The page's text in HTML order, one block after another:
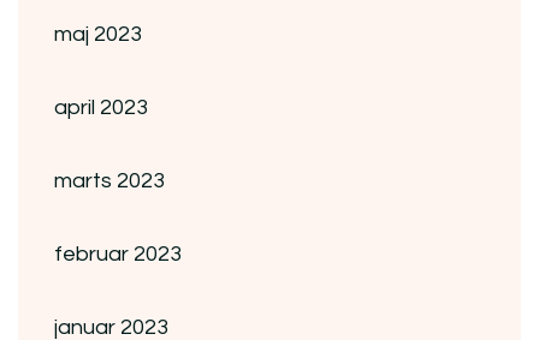
maj 2023
april 2023
marts 2023
februar 2023
januar 2023